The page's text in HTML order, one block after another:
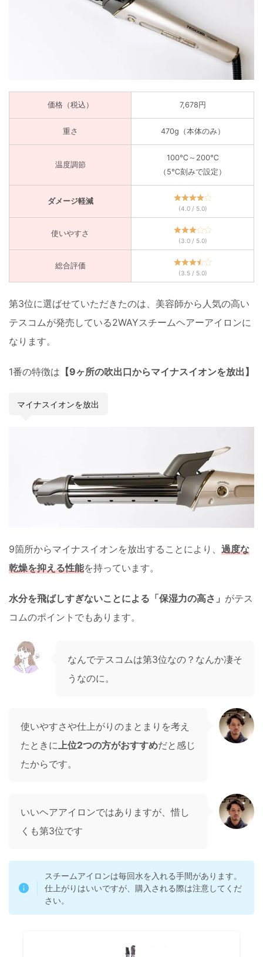
価格（税込） 7,678円
重さ 470g（本体のみ）
温度調節
100℃～200℃
（5℃刻みで設定）
ダメージ軽減
(4.0 / 5.0)
使いやすさ
(3.0 / 5.0)
総合評価
(3.5 / 5.0)
第3位に選ばせていただきたのは、 美容師から人気の高い
テスコムが発売している2WAYスチームヘアーアイロンに
なります。
1番の特徴は 【9ヶ所の吹出口からマイナスイオンを放出】
マイナスイオンを放出
9箇所からマイナスイオンを放出することにより、 過度な
乾燥を抑える性能を持っています。
水分を飛ばしすぎないことによる「保湿力の高さ」 がテス
コムのポイントでもあります。
なんでテスコムは第3位なの？なんか凄そ
うなのに。
使いやすさや仕上がりのまとまりを考え
たときに上位2つの方がおすすめだと感じ
たからです。
いいヘアアイロンではありますが、惜し
くも第3位です
スチームアイロンは毎回水を入れる手間があります。
仕上がりはいいですが、購入される際は注意してくだ
さい。